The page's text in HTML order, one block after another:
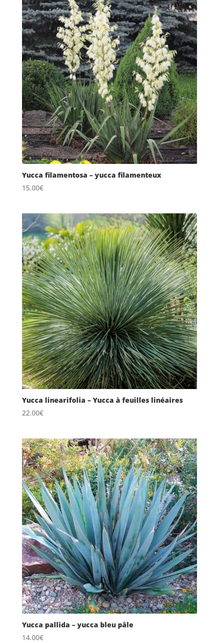
Yucca filamentosa – yucca filamenteux
15.00€
Yucca linearifolia – Yucca à feuilles linéaires
22.00€
Yucca pallida – yucca bleu pâle
14.00€